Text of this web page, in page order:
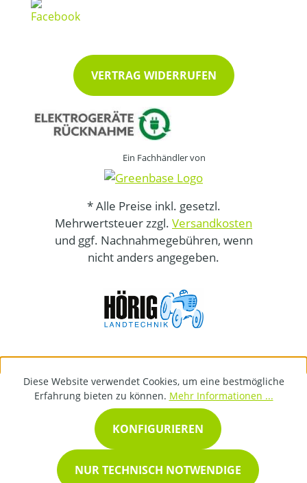
VERTRAG WIDERRUFEN
Ein Fachhändler von
* Alle Preise inkl. gesetzl.
Mehrwertsteuer zzgl. Versandkosten
und ggf. Nachnahmegebühren, wenn
nicht anders angegeben.
Diese Website verwendet Cookies, um eine bestmögliche
Erfahrung bieten zu können. Mehr Informationen ...
NUR TECHNISCH NOTWENDIGE
KONFIGURIEREN